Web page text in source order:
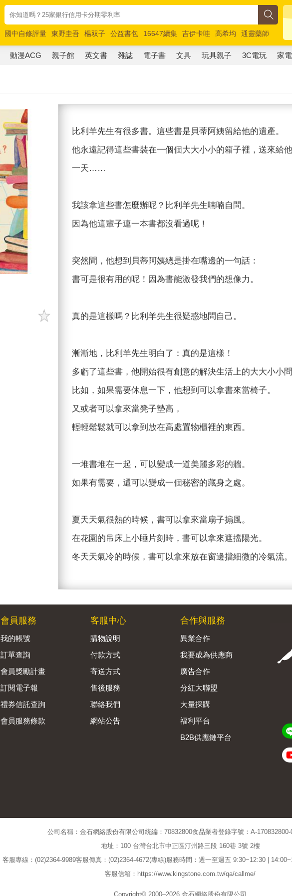
國中自修評量 東野圭吾 楊双子 公益書包 16647續集 吉伊卡哇 高希均
通靈藥師
唯紅花綻放
奧德賽 路邊攤新作 馬斯克 玩具總動員5 超慢跑
動漫ACG 親子館 英文書 雜誌 電子書 文具 玩具親子 3C電玩 家電
比利羊先生有很多書。這些書是貝蒂阿姨留給他的遺產。
他永遠記得這些書裝在一個個大大小小的箱子裡，送來給
一天……
我該拿這些書怎麼辦呢？比利羊先生喃喃自問。
因為他這輩子連一本書都沒看過呢！
突然間，他想到貝蒂阿姨總是掛在嘴邊的一句話：
書可是很有用的呢！因為書能激發我們的想像力。
真的是這樣嗎？比利羊先生很疑惑地問自己。
漸漸地，比利羊先生明白了：真的是這樣！
多虧了這些書，他開始很有創意的解決生活上的大大小小
比如，如果需要休息一下，他想到可以拿書來當椅子。
又或者可以拿來當凳子墊高，
輕輕鬆鬆就可以拿到放在高處置物櫃裡的東西。
一堆書堆在一起，可以變成一道美麗多彩的牆。
如果有需要，還可以變成一個秘密的藏身之處。
夏天天氣很熱的時候，書可以拿來當扇子搧風。
在花園的吊床上小睡片刻時，書可以拿來遮擋陽光。
冬天天氣冷的時候，書可以拿來放在窗邊擋細微的冷氣流
會員服務
我的帳號
訂單查詢
會員獎勵計畫
訂閱電子報
禮券信託查詢
會員服務條款
客服中心
購物說明
付款方式
寄送方式
售後服務
聯絡我們
網站公告
合作與服務
異業合作
我要成為供應商
廣告合作
分紅大聯盟
大量採購
福利平台
B2B供應鏈平台
公司名稱：金石網絡股份有限公司 統編：70832800食品業者登錄字號：A-170832800-
地址：100 台灣台北市中正區汀州路三段 160巷 3號 2樓
客服專線：(02)2364-9989客服傳真：(02)2364-4672(專線)服務時間：週一至週五 9:30~12:30 |
客服信箱：https://www.kingstone.com.tw/qa/callme/
Copyright© 2000–2026 金石網絡股份有限公司